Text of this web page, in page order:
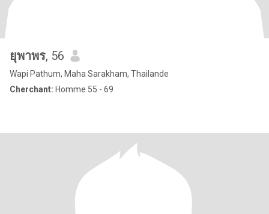
ยุพาพร, 56
Wapi Pathum, Maha Sarakham, Thailande
Cherchant: Homme 55 - 69